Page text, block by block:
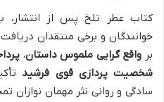
کتاب عطر تلخ پس از انتشار،
خوانندگان و برخی منتقدان
بر واقع گرایی ملموس داستان،
شخصیت پردازی قوی فرشید
سادگی و روانی نثر مهمان نوازان